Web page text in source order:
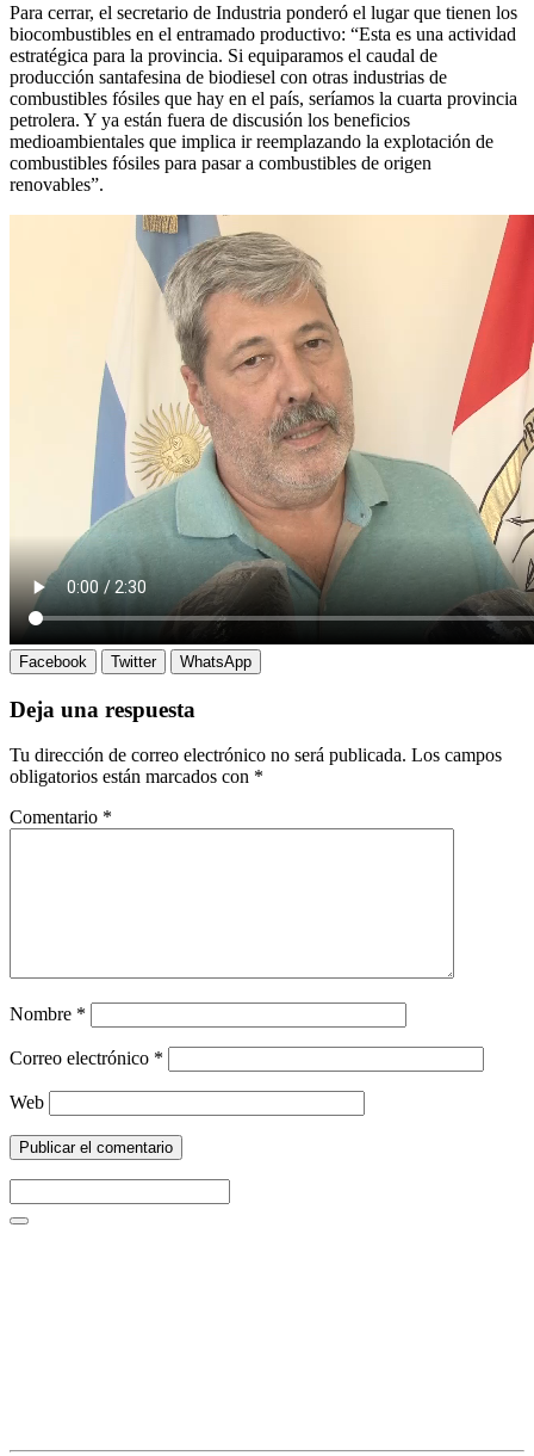
Para cerrar, el secretario de Industria ponderó el lugar que tienen los
biocombustibles en el entramado productivo: “Esta es una actividad
estratégica para la provincia. Si equiparamos el caudal de
producción santafesina de biodiesel con otras industrias de
combustibles fósiles que hay en el país, seríamos la cuarta provincia
petrolera. Y ya están fuera de discusión los beneficios
medioambientales que implica ir reemplazando la explotación de
combustibles fósiles para pasar a combustibles de origen
renovables”.
Facebook Twitter WhatsApp
Deja una respuesta
Tu dirección de correo electrónico no será publicada. Los campos
obligatorios están marcados con *
Comentario *
Nombre *
Correo electrónico *
Web